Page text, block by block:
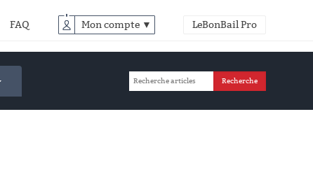
FAQ Mon compte ▼ LeBonBail Pro